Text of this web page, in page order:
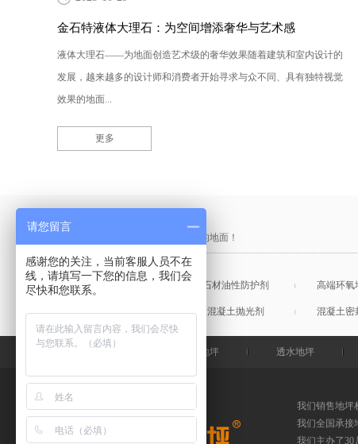
金石特液体大理石：为空间增添奢华与艺术感
液体大理石——为地面创造艺术级的奢华效果随着建筑和室内设计的
发展，越来越多的设计师和消费者开始寻求与众不同、具有独特视觉
效果的地面...
更多
产品采购直通车
做中国最硬的地坪，金石特钢化您的地面！
混凝土表面增强剂 石材油性防护剂 高端环氧
混凝土润色剂 混凝土抛光剂 混凝土密
钢化地坪 透水地坪
我们销售地坪
我们全国承接
我们主办了30
请您留言
感谢您的关注，当前客服人员不在
线，请填写一下您的信息，我们会
尽快和您联系。